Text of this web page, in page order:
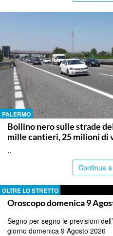
PALERMO
Bollino nero sulle strade
mille cantieri, 25 milioni di
..
Continua
OLTRE LO STRETTO
Oroscopo domenica 9
Segno per segno le previsioni
giorno domenica 9 Agosto 2026